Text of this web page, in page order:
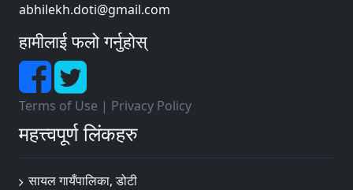
abhilekh.doti@gmail.com
हामीलाई फलो गर्नुहोस्
Terms of Use | Privacy Policy
महत्त्वपूर्ण लिंकहरु
सायल गायँपालिका, डोटी